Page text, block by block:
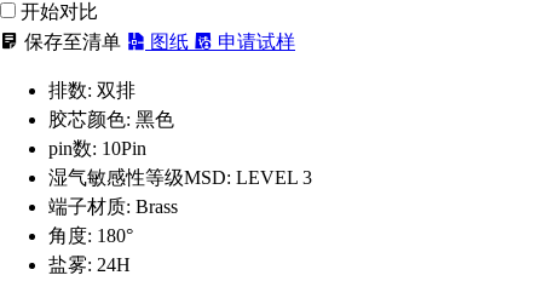
开始对比
保存至清单
图纸 申请试样
排数: 双排
胶芯颜色: 黑色
pin数: 10Pin
湿气敏感性等级MSD: LEVEL 3
端子材质: Brass
角度: 180°
盐雾: 24H